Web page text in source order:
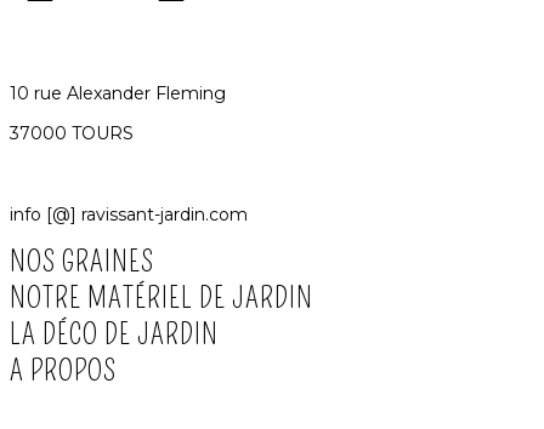
10 rue Alexander Fleming
37000 TOURS
info [@] ravissant-jardin.com
NOS GRAINES
NOTRE MATÉRIEL DE JARDIN
LA DÉCO DE JARDIN
A PROPOS